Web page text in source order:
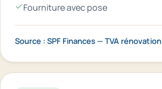
Fourniture avec pose
Source : SPF Finances — TVA rénovation